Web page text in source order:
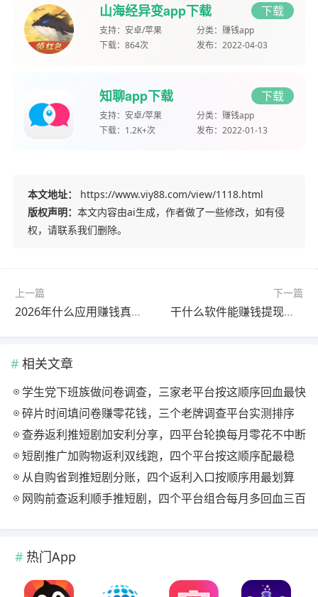
山海经异变app下载 下载
支持： 安卓/苹果 分类： 赚钱app
下载： 864次 发布： 2022-04-03
知聊app下载 下载
支持： 安卓/苹果 分类： 赚钱app
下载： 1.2K+次 发布： 2022-01-13
本文地址：
https://www.viy88.com/view/1118.html
版权声明： 本文内容由ai生成，作者做了一些修改，如有侵
权，请联系我们删除。
上一篇
2026年什么应用赚钱真实靠谱？这四个app靠谱又赚钱
下一篇
干什么软件能赚钱提现到微信？真实可以提现微信的app分享
相关文章
学生党下班族做问卷调查，三家老平台按这顺序回血最快
碎片时间填问卷赚零花钱，三个老牌调查平台实测排序
查券返利推短剧加安利分享，四平台轮换每月零花不中断
短剧推广加购物返利双线跑，四个平台按这顺序配最稳
从自购省到推短剧分账，四个返利入口按顺序用最划算
网购前查返利顺手推短剧，四个平台组合每月多回血三百
热门App